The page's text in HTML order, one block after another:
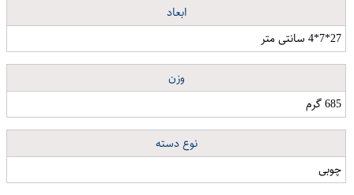
ابعاد
27*7*4 سانتی متر
وزن
685 گرم
نوع دسته
چوبی